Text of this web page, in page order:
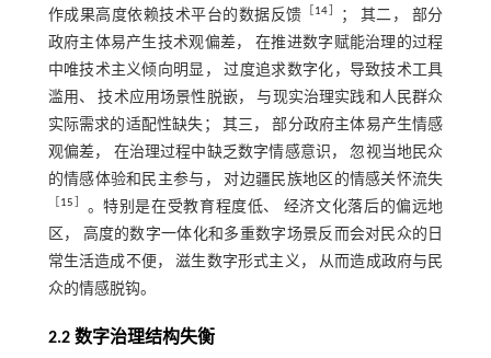
作成果高度依赖技术平台的数据反馈 ［14］
； 其二， 部分
政府主体易产生技术观偏差， 在推进数字赋能治理的过程
中唯技术主义倾向明显， 过度追求数字化，导致技术工具
滥用、 技术应用场景性脱嵌， 与现实治理实践和人民群众
实际需求的适配性缺失； 其三， 部分政府主体易产生情感
观偏差， 在治理过程中缺乏数字情感意识， 忽视当地民众
的情感体验和民主参与， 对边疆民族地区的情感关怀流失
［15］ 。特别是在受教育程度低、 经济文化落后的偏远地
区， 高度的数字一体化和多重数字场景反而会对民众的日
常生活造成不便， 滋生数字形式主义， 从而造成政府与民
众的情感脱钩。
2.2 数字治理结构失衡